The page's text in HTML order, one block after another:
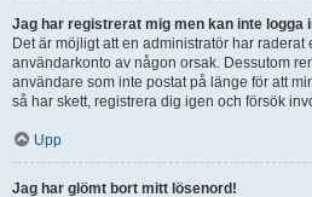
Jag har registrerat mig men kan inte logga
Det är möjligt att en administratör har raderat
användarkonto av någon orsak. Dessutom
användare som inte postat på länge för att
så har skett, registrera dig igen och försök
Upp
Jag har glömt bort mitt lösenord!